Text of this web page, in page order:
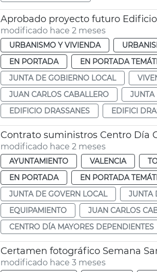
Aprobado proyecto futuro
modificado hace 2 meses
URBANISMO Y VIVIENDA
EN PORTADA
EN PORTADA
JUNTA DE GOBIERNO LOCAL
JUAN CARLOS CABALLERO
JUNTA
EDIFICIO DRASSANES
EDIFICI
Contrato suministros Centro Día
modificado hace 2 meses
AYUNTAMIENTO VALENCIA
EN PORTADA
EN PORTADA
JUNTA DE GOVERN LOCAL
JUNTA
EQUIPAMIENTO
JUAN CARLOS
CENTRO DÍA MAYORES DEPENDIENTES
Certamen fotográfico Semana
modificado hace 3 meses